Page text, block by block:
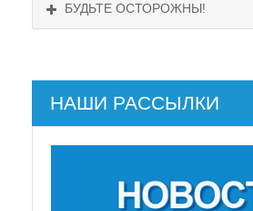
БУДЬТЕ ОСТОРОЖНЫ!
НАШИ РАССЫЛКИ